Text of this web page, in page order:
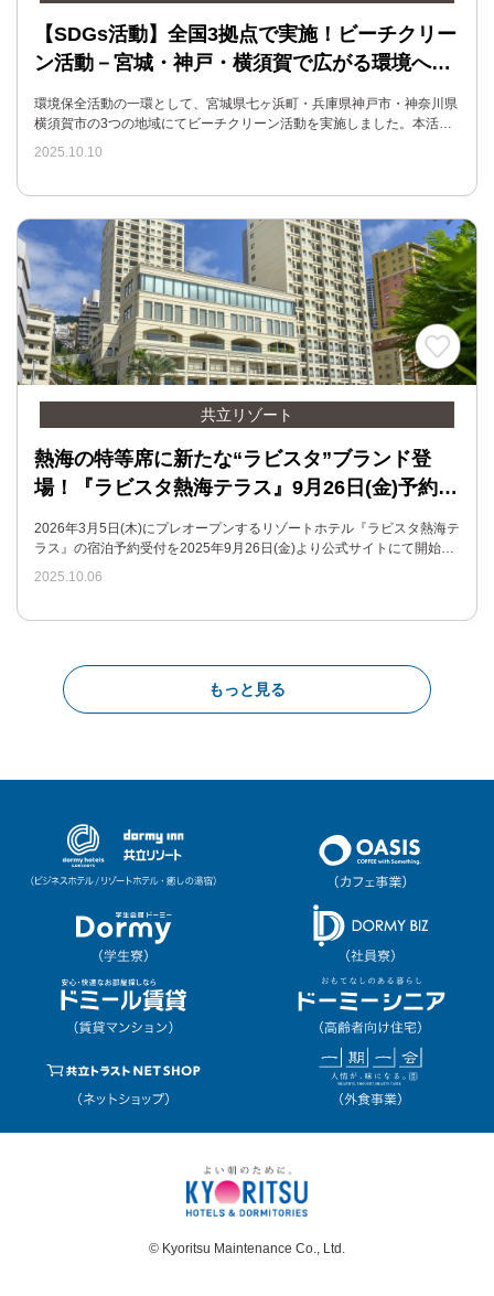
【SDGs活動】全国3拠点で実施！ビーチクリー
ン活動－宮城・神戸・横須賀で広がる環境へ…
環境保全活動の一環として、宮城県七ヶ浜町・兵庫県神戸市・神奈川県
横須賀市の3つの地域にてビーチクリーン活動を実施しました。本活…
2025.10.10
共立リゾート
熱海の特等席に新たな“ラビスタ”ブランド登
場！『ラビスタ熱海テラス』9月26日(金)予約…
2026年3月5日(木)にプレオープンするリゾートホテル『ラビスタ熱海テ
ラス』の宿泊予約受付を2025年9月26日(金)より公式サイトにて開始…
2025.10.06
もっと見る
© Kyoritsu Maintenance Co., Ltd.